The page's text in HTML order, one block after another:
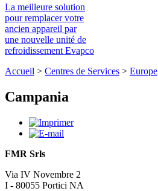
La meilleure solution
pour remplacer votre
ancien appareil par
une nouvelle unité de
refroidissement Evapco
Accueil > Centres de Services > Europe
Campania
FMR Srls
Via IV Novembre 2
I - 80055 Portici NA